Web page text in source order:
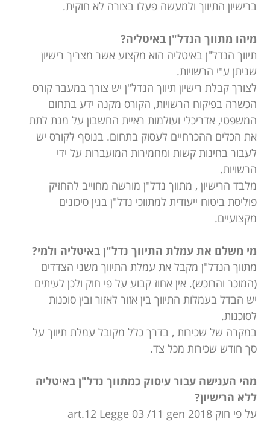
ברישיון התיווך ולמעשה פעלו בצורה לא חוקית.
מיהו מתווך הנדל"ן באיטליה?
תיווך הנדל"ן באיטליה הוא מקצוע אשר מצריך רישיון
שניתן ע"י הרשויות.
לצורך קבלת רישיון תיווך הנדל"ן יש צורך במעבר קורס
הכשרה בפיקוח הרשויות, הקורס מקנה ידע בתחום
המשפטי, אדריכלי ועולמות ראיית החשבון על מנת לתת
את הכלים ההכרחיים לעסוק בתחום. בנוסף לקורס יש
לעבור בחינות קשות ומחמירות המועברות על ידי
הרשויות.
מלבד הרישיון , מתווך נדל"ן מורשה מחוייב להחזיק
פוליסת ביטוח ייעודית למתווכי נדל"ן בגין סיכונים
מקצועיים.
מי משלם את עמלת התיווך נדל"ן באיטליה ולמי?
מתווך הנדל"ן מקבל את עמלת התיווך משני הצדדים
(המוכר והרוכש). אין אחוז קבוע על פי חוק ולכן לעיתים
יש הבדל בעמלות התיווך בין אזור לאזור ובין סוכנות
לסוכנות.
במקרה של שכירות , בדרך כלל מקובל עמלת תיווך על
סך חודש שכירות מכל צד.
מהי הענישה עבור עיסוק כמתווך נדל"ן באיטליה
ללא הרישיון?
על פי חוק art.12 Legge 03 /11 gen 2018